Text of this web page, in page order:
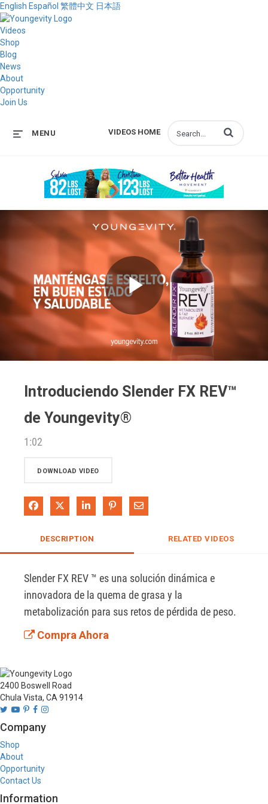
English Español 繁體中文 日本語
Videos
Shop
Blog
News
About
Opportunity
Join Us
VIDEOS HOME
MENU Enter terms to
Play
Introduciendo Slender FX REV™
de Youngevity®
1:02
DOWNLOAD VIDEO
Share on Facebook
Share on XShare on LinkedIn
Pin on Pinterest
Share via Email
DESCRIPTION RELATED VIDEOS
Slender FX REV ™ es una solución dinámica e
innovadora de la quema de grasa y la
metabolización para sus retos de pérdida de peso.
Compra Ahora
2400 Boswell Road
Chula Vista, CA 91914
Company
Shop
About
Opportunity
Contact Us
Information